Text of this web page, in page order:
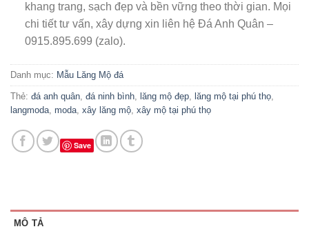
khang trang, sạch đẹp và bền vững theo thời gian. Mọi
chi tiết tư vấn, xây dựng xin liên hệ Đá Anh Quân –
0915.895.699 (zalo).
Danh mục: Mẫu Lăng Mộ đá
Thẻ: đá anh quân, đá ninh bình, lăng mộ đẹp, lăng mộ tại phú thọ,
langmoda, moda, xây lăng mộ, xây mộ tại phú thọ
Save
MÔ TẢ